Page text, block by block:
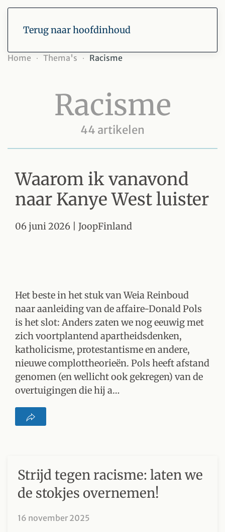
Terug naar hoofdinhoud
Home Thema's Racisme
Racisme
44 artikelen
Waarom ik vanavond
naar Kanye West luister
06 juni 2026 | JoopFinland
Het beste in het stuk van Weia Reinboud
naar aanleiding van de affaire-Donald Pols
is het slot: Anders zaten we nog eeuwig met
zich voortplantend apartheidsdenken,
katholicisme, protestantisme en andere,
nieuwe complottheorieën. Pols heeft afstand
genomen (en wellicht ook gekregen) van de
overtuigingen die hij a…
Strijd tegen racisme: laten we
de stokjes overnemen!
16 november 2025